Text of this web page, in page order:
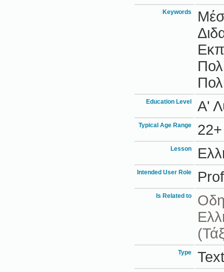
Keywords
Education Level Α'
Typical Age Range 22+
Lesson
Intended User Role
Is Related to
Type